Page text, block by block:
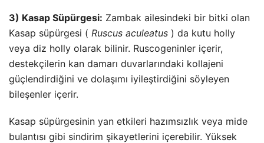
3) Kasap Süpürgesi: Zambak ailesindeki bir bitki olan
Kasap süpürgesi ( Ruscus aculeatus ) da kutu holly
veya diz holly olarak bilinir. Ruscogeninler içerir,
destekçilerin kan damarı duvarlarındaki kollajeni
güçlendirdiğini ve dolaşımı iyileştirdiğini söyleyen
bileşenler içerir.
Kasap süpürgesinin yan etkileri hazımsızlık veya mide
bulantısı gibi sindirim şikayetlerini içerebilir. Yüksek